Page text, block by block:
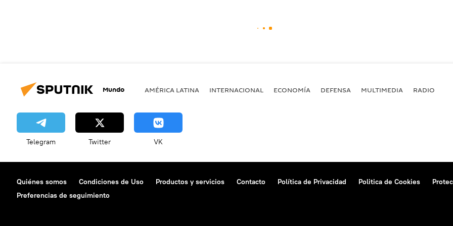
Mundo AMÉRICA LATINA INTERNACIONAL ECONOMÍA DEFENSA MULTIMEDIA RADIO
Telegram Twitter VK
Quiénes somos Condiciones de Uso Productos y servicios Contacto Política de Privacidad Politica de Cookies
Preferencias de seguimiento